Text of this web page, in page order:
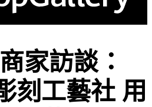
家訪談：
刻工藝社 用